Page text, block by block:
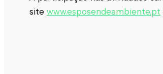
site www.esposendeambiente.pt